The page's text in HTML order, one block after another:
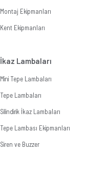
Montaj Ekipmanları
Kent Ekipmanları
İkaz Lambaları
Mini Tepe Lambaları
Tepe Lambaları
Silindirik İkaz Lambaları
Tepe Lambası Ekipmanları
Siren ve Buzzer